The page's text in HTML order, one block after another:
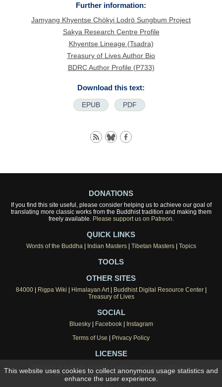
Further information:
Jamyang Khyentse Chökyi Lodrö Sungbum Project
Sakya Research Centre Profile
Khyentse Lineage (Tsadra)
Treasury of Lives Author Bio
BDRC Author Profile (P733)
Download this text:
EPUB PDF
DONATIONS
If you find this site useful, please consider helping us to achieve our goal of
translating more classic works from the Buddhist tradition and making them
freely available. Please support us on Patreon.
QUICK LINKS
Words of the Buddha| Indian Masters| Tibetan Masters| Topics
TOOLS
OTHER SITES
84000| Rigpa Wiki Himalayan Art| Buddhist Digital Resource Center|
Treasury of Lives
SOCIAL
Bluesky| Facebook|
Instagram
Terms of Use
Privacy Policy
LICENSE
This work is licensed under a
Creative Commons Attribution-
NonCommercial 4.0 International License.
This website uses cookies to collect anonymous usage statistics and
enhance the user experience.